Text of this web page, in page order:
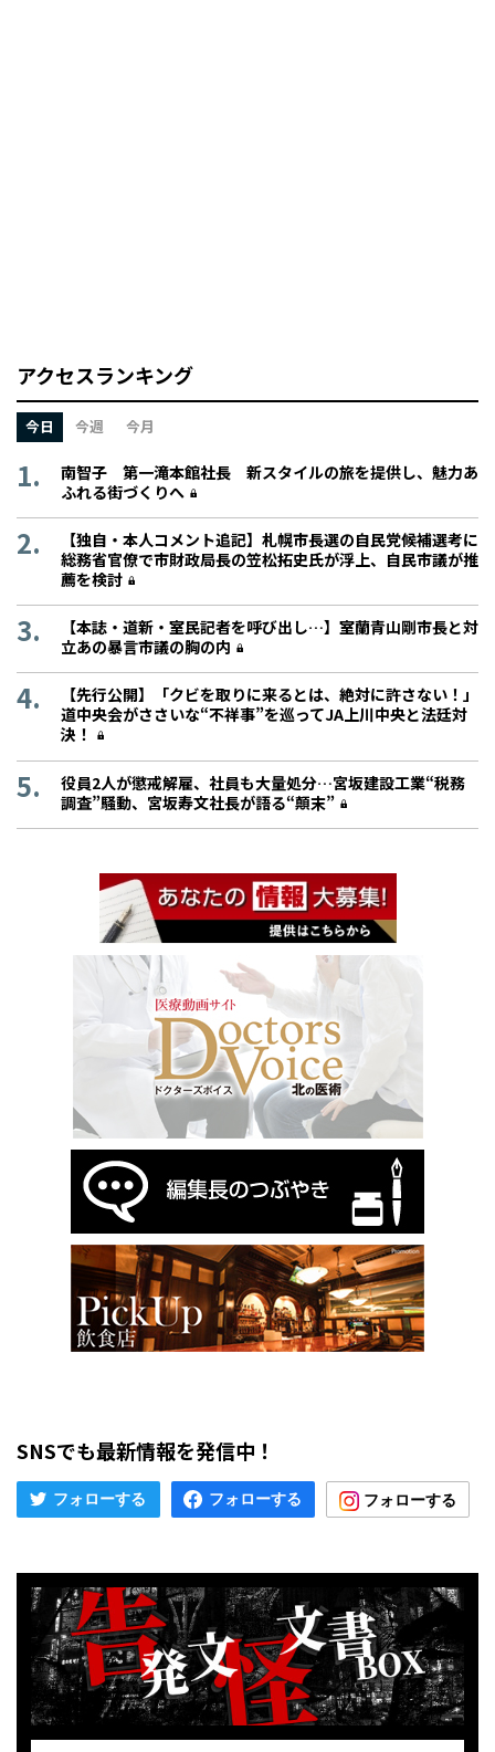
アクセスランキング
今日 今週 今月
南智子 第一滝本館社長 新スタイルの旅を提供し、魅力あ
ふれる街づくりへ
【独自・本人コメント追記】札幌市長選の自民党候補選考に
総務省官僚で市財政局長の笠松拓史氏が浮上、自民市議が推
薦を検討
【本誌・道新・室民記者を呼び出し…】室蘭青山剛市長と対
立あの暴言市議の胸の内
【先行公開】「クビを取りに来るとは、絶対に許さない！」
道中央会がささいな“不祥事”を巡ってJA上川中央と法廷対
決！
役員2人が懲戒解雇、社員も大量処分…宮坂建設工業“税務
調査”騒動、宮坂寿文社長が語る“顛末”
SNSでも最新情報を発信中！